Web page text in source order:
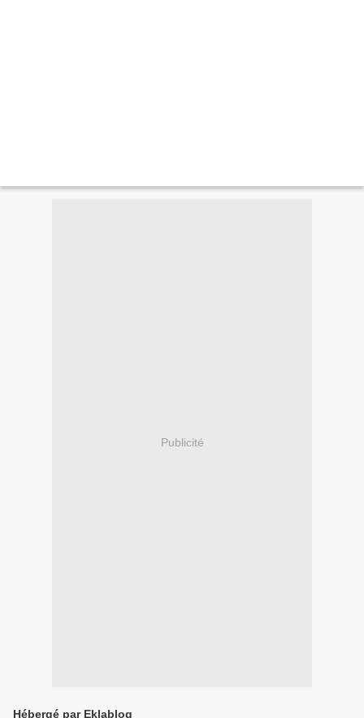
Publicité
Hébergé par Eklablog